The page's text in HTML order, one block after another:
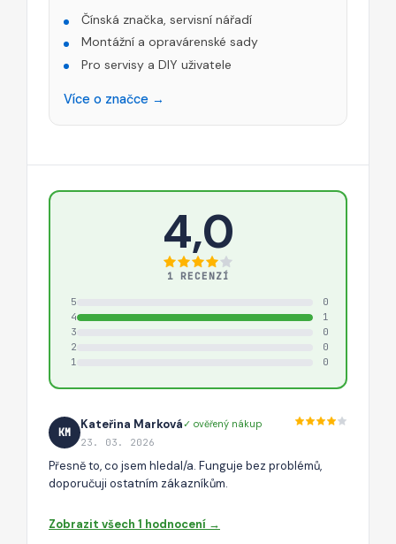
Čínská značka, servisní nářadí
Montážní a opravárenské sady
Pro servisy a DIY uživatele
Více o značce →
4,0
1 RECENZÍ
5
0
4
1
3
0
2
0
1
0
KM
Kateřina Marková✓ ověřený nákup
23. 03. 2026
Přesně to, co jsem hledal/a. Funguje bez problémů,
doporučuji ostatním zákazníkům.
Zobrazit všech 1 hodnocení →